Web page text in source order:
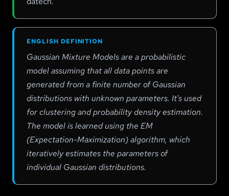
ENGLISH DEFINITION
Gaussian Mixture Models are a probabilistic
model assuming that all data points are
generated from a finite number of Gaussian
distributions with unknown parameters. It's used
for clustering and probability density estimation.
The model is learned using the EM
(Expectation-Maximization) algorithm, which
iteratively estimates the parameters of
individual Gaussian distributions.